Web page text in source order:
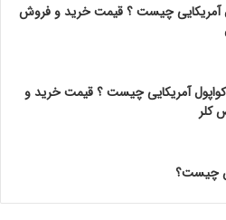
آمریکایی چیست ؟ قیمت خرید و فروش
آمریکایی چیست ؟ قیمت خرید و
کلر
چیست؟